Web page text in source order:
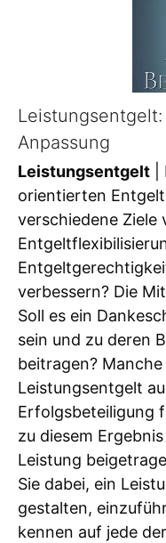
Anpassung
Leistungsentgelt
orientierten
verschiedene Ziele
verbessern? Die
Soll es ein
sein und zu deren
beitragen?
Leistungsentgelt
Erfolgsbeteiligung
zu diesem
Leistung
Sie dabei, ein
gestalten,
kennen auf jede